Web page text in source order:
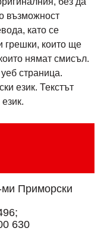
възможност
като се
грешки, които ще
нямат смисъл.
страница.
език. Текстът
Приморски
630